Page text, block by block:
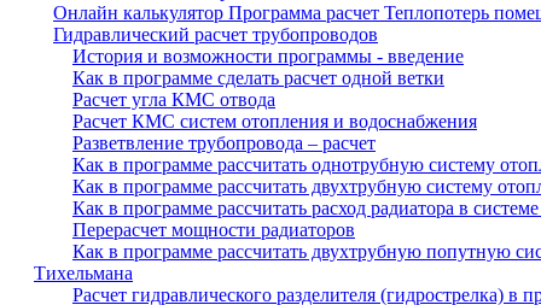
Онлайн калькулятор Программа расчет Теплопотерь
Гидравлический расчет трубопроводов
История и возможности программы - введение
Как в программе сделать расчет одной ветки
Расчет угла КМС отвода
Расчет КМС систем отопления и водоснабжения
Разветвление трубопровода – расчет
Как в программе рассчитать однотрубную систему
Как в программе рассчитать двухтрубную систему
Как в программе рассчитать расход радиатора в
Перерасчет мощности радиаторов
Как в программе рассчитать двухтрубную попутную
Тихельмана
Расчет гидравлического разделителя (гидрострелка) в